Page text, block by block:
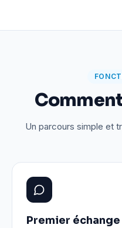
Un parcours simple et
Premier échange